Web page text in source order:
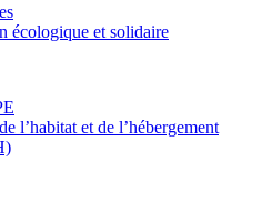
écologique et solidaire
l’habitat et de l’hébergement